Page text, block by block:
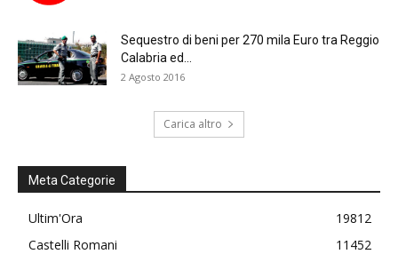
Sequestro di beni per 270 mila Euro tra Reggio
Calabria ed...
2 Agosto 2016
Carica altro
Meta Categorie
Ultim'Ora
19812
Castelli Romani
11452